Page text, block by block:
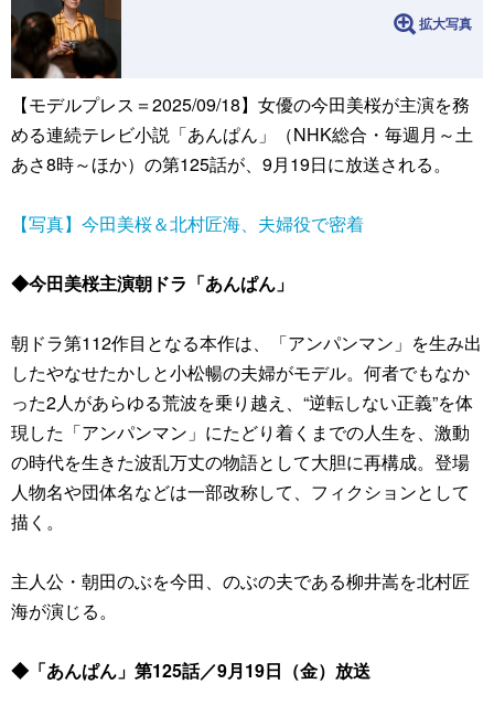
拡大写真
【モデルプレス＝2025/09/18】女優の今田美桜が主演を務
める連続テレビ小説「あんぱん」（NHK総合・毎週月～土
あさ8時～ほか）の第125話が、9月19日に放送される。
【写真】今田美桜＆北村匠海、夫婦役で密着
◆今田美桜主演朝ドラ「あんぱん」
朝ドラ第112作目となる本作は、「アンパンマン」を生み出
したやなせたかしと小松暢の夫婦がモデル。何者でもなか
った2人があらゆる荒波を乗り越え、“逆転しない正義”を体
現した「アンパンマン」にたどり着くまでの人生を、激動
の時代を生きた波乱万丈の物語として大胆に再構成。登場
人物名や団体名などは一部改称して、フィクションとして
描く。
主人公・朝田のぶを今田、のぶの夫である柳井嵩を北村匠
海が演じる。
◆「あんぱん」第125話／9月19日（金）放送